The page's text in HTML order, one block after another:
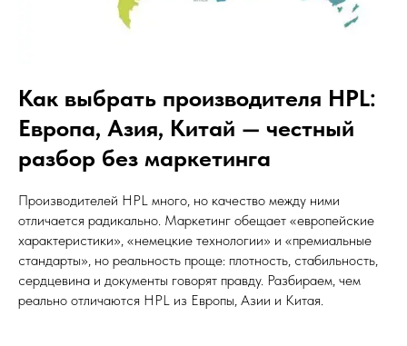
Как выбрать производителя HPL:
Европа, Азия, Китай — честный
разбор без маркетинга
Производителей HPL много, но качество между ними
отличается радикально. Маркетинг обещает «европейские
характеристики», «немецкие технологии» и «премиальные
стандарты», но реальность проще: плотность, стабильность,
сердцевина и документы говорят правду. Разбираем, чем
реально отличаются HPL из Европы, Азии и Китая.